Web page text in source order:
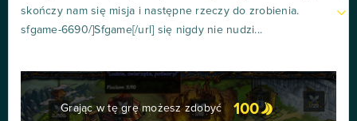
skończy nam się misja i następne rzeczy do zrobienia.
sfgame-6690/]Sfgame[/url] się nigdy nie nudzi...
Grając w tę grę możesz zdobyć 100